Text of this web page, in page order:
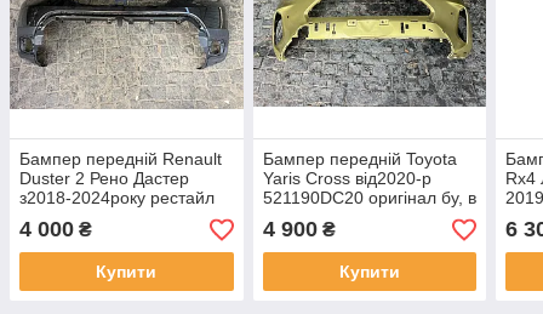
Бампер передній Renault
Duster 2 Рено Дастер
з2018-2024року рестайл
620221461R оригінал бв в
доброму стані, цілий
4 000 ₴
Купити
Бампер передній Toyota
Yaris Cross від2020-р
521190DC20 оригінал бу, в
нормальному стані
4 900₴
Купити
Rx4
6